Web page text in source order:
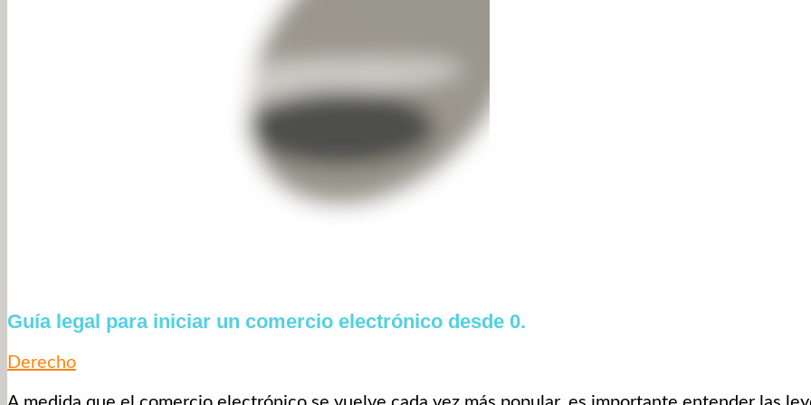
Guía legal para iniciar un comercio electrónico desde 0.
Derecho